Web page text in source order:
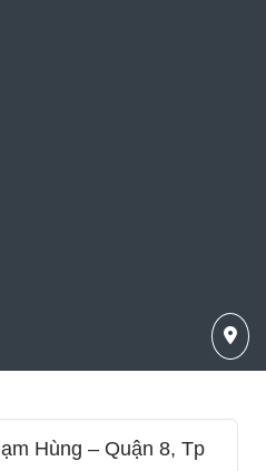
Hùng – Quận 8, Tp